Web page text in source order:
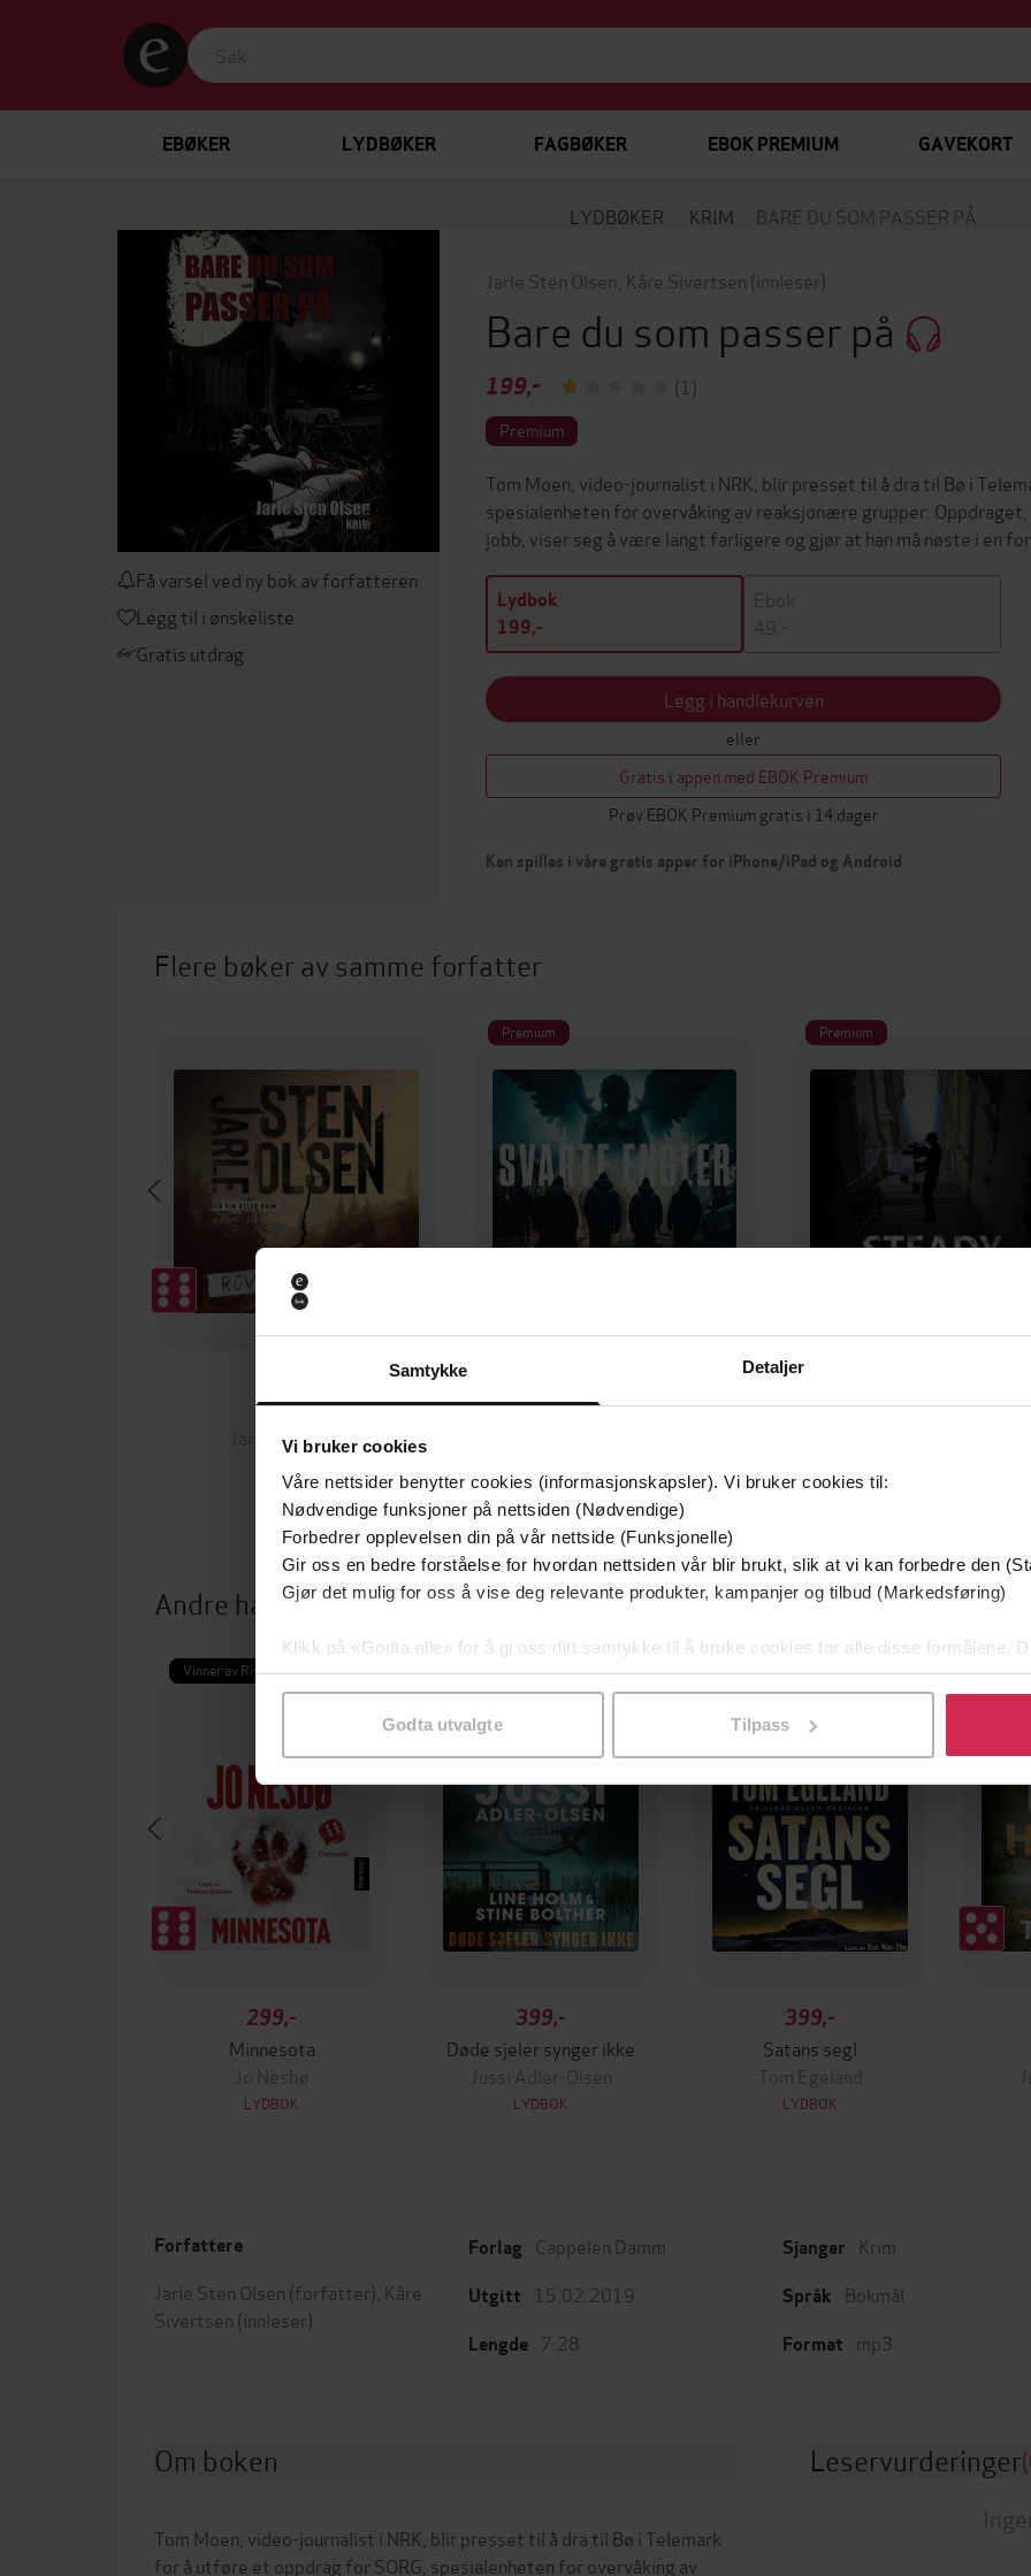
Samtykke Detaljer
Vi bruker cookies
Våre nettsider benytter cookies (informasjonskapsler). Vi bruker cookies til:
Nødvendige funksjoner på nettsiden (Nødvendige)
Forbedrer opplevelsen din på vår nettside (Funksjonelle)
Gir oss en bedre forståelse for hvordan nettsiden vår blir brukt, slik at vi kan forbedre den
Gjør det mulig for oss å vise deg relevante produkter, kampanjer og tilbud (Markedsføring)
Klikk på «Godta alle» for å gi oss ditt samtykke til å bruke cookies for alle disse formålene.
samtykke til spesifikke formål ved å klikke på «Tilpass». Du kan når som helst trekke
Godta utvalgte Tilpass
EBØKER LYDBØKER FAGBØKER EBOK PREMIUM GAVEKORT
LYDBØKER KRIM BARE DU SOM PASSER PÅ
Få varsel ved ny bok av forfatteren
Legg til i ønskeliste
Gratis utdrag
Jarle Sten Olsen Kåre Sivertsen (innleser)
Bare du som passer på
199,- (1)
Premium
Tom Moen, video-journalist i NRK, blir presset til å dra til Bø i
spesialenheten for overvåking av reaksjonære grupper.
jobb, viser seg å være langt farligere og gjør at han må nøste i en
Lydbok
199,-
Ebok
49,-
Legg i handlekurven
eller
Gratis i appen med EBOK Premium
Prøv EBOK Premium gratis i 14 dager
Kan spilles i våre gratis apper for iPhone/iPad og Android
Flere bøker av samme forfatter
Rovfugl
Jarle Sten Olsen
Premium
Svarte engler
Premium
Steady
Andre har også kjøpt
Vinner av Rivertonprisen
299,-
Minnesota
Jo Nesbø
LYDBOK
Første gang på tilbud
399,-
Døde sjeler synger ikke
Jussi Adler-Olsen
LYDBOK
399,-
Satans segl
Tom Egeland
LYDBOK
Forfattere
Jarle Sten Olsen (forfatter), Kåre
Sivertsen (innleser)
Forlag Cappelen Damm
Utgitt 15.02.2019
Lengde 7:28
Sjanger Krim
Språk Bokmål
Format mp3
Om boken
Tom Moen, video-journalist i NRK, blir presset til å dra til Bø i Telemark
for å utføre et oppdrag for SORG, spesialenheten for overvåking av
Leservurderinger